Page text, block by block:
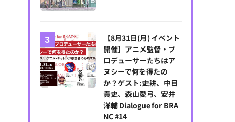
【8月31日(月) イベント
開催】アニメ監督・プ
ロデューサーたちはア
ヌシーで何を得たの
か？ゲスト:史耕、中目
貴史、森山愛弓、安井
洋輔 Dialogue for BRA
NC #14